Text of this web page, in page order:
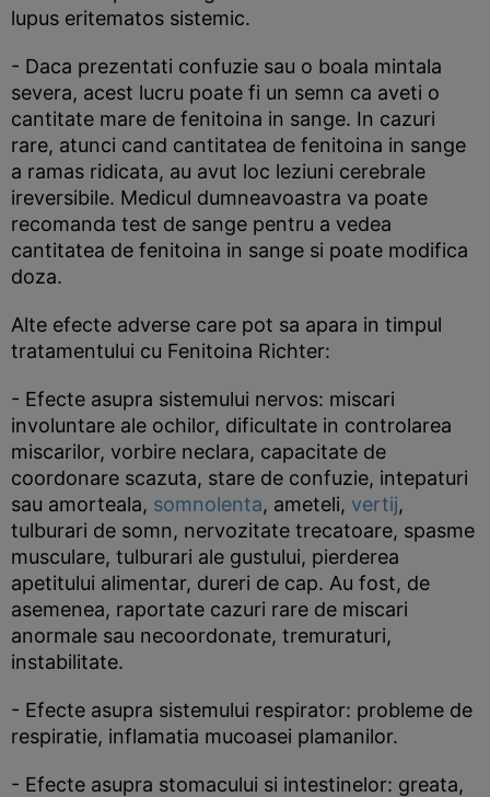
lupus eritematos sistemic.
- Daca prezentati confuzie sau o boala mintala
severa, acest lucru poate fi un semn ca aveti o
cantitate mare de fenitoina in sange. In cazuri
rare, atunci cand cantitatea de fenitoina in sange
a ramas ridicata, au avut loc leziuni cerebrale
ireversibile. Medicul dumneavoastra va poate
recomanda test de sange pentru a vedea
cantitatea de fenitoina in sange si poate modifica
doza.
Alte efecte adverse care pot sa apara in timpul
tratamentului cu Fenitoina Richter:
- Efecte asupra sistemului nervos: miscari
involuntare ale ochilor, dificultate in controlarea
miscarilor, vorbire neclara, capacitate de
coordonare scazuta, stare de confuzie, intepaturi
sau amorteala, somnolenta, ameteli, vertij,
tulburari de somn, nervozitate trecatoare, spasme
musculare, tulburari ale gustului, pierderea
apetitului alimentar, dureri de cap. Au fost, de
asemenea, raportate cazuri rare de miscari
anormale sau necoordonate, tremuraturi,
instabilitate.
- Efecte asupra sistemului respirator: probleme de
respiratie, inflamatia mucoasei plamanilor.
- Efecte asupra stomacului si intestinelor: greata,